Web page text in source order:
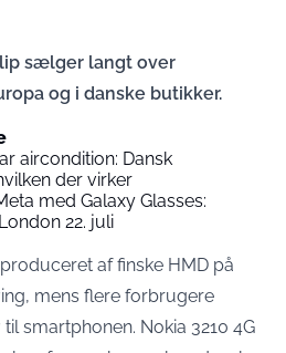
sælger langt over
og i danske butikker.
aircondition: Dansk
der virker
med Galaxy Glasses:
22. juli
af finske HMD på
mens flere forbrugere
smartphonen. Nokia 3210 4G